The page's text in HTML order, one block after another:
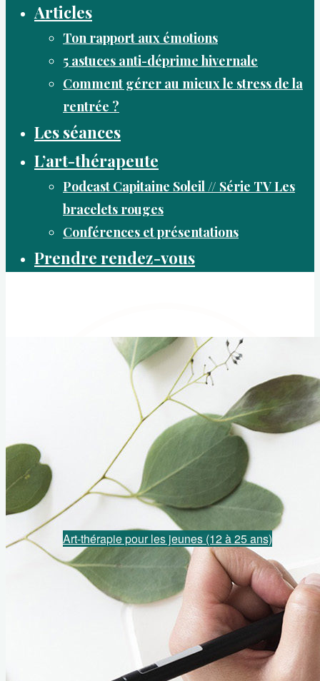
Articles
Ton rapport aux émotions
5 astuces anti-déprime hivernale
Comment gérer au mieux le stress de la
rentrée ?
Les séances
L’art-thérapeute
Podcast Capitaine Soleil // Série TV Les
bracelets rouges
Conférences et présentations
Prendre rendez-vous
Art-thérapie à Montréal Florine Rogé
Accompagnement par les arts et la créativité
L’art-thérapie
Art-thérapie pour les enfants (dès 5 ans)
Art-thérapie pour les jeunes (12 à 25 ans)
Les bienfaits de l’art-thérapie chez l’adulte
Ton rapport aux émotions
5 astuces anti-déprime hivernale
Comment gérer au mieux le stress de la rentrée ?